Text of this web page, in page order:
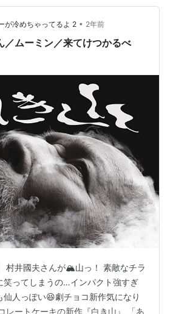
家の挫折と再生を描きます。（劇団
） 「あかあか…
が冷めちゃってるよ 2 • 2年前
／ムーミン／来てけつかるべ
村井國夫さんが🏔️山っ！ 素敵なチラ
笑ってしまうの…インパクト強すぎ
仙人っぽい😆劇チョコ新作気になり
レートケーキの新作『白き山』 「あ